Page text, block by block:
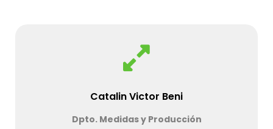
Catalin Victor Beni
Dpto. Medidas y Producción